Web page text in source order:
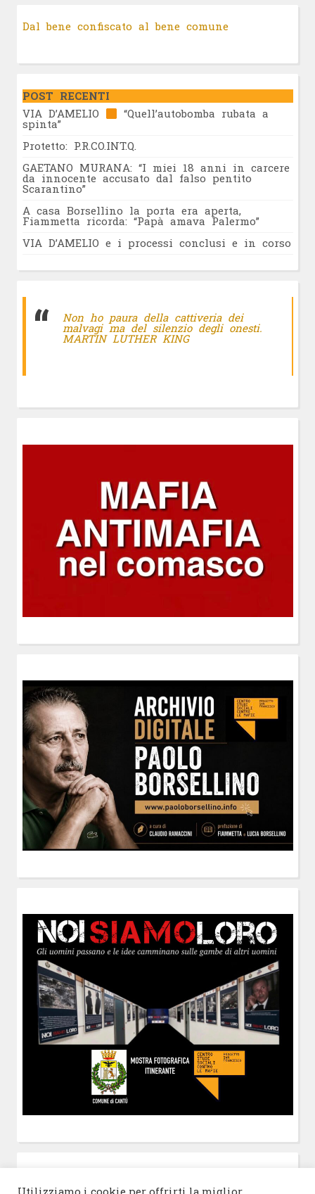
Dal bene confiscato al bene comune
POST RECENTI
VIA D’AMELIO
“Quell’autobomba rubata a
spinta”
Protetto: P.R.CO.INT.Q.
GAETANO MURANA: “I miei 18 anni in carcere
da innocente accusato dal falso pentito
Scarantino”
A casa Borsellino la porta era aperta,
Fiammetta ricorda: “Papà amava Palermo”
VIA D’AMELIO e i processi conclusi e in corso
Non ho paura della cattiveria dei
malvagi ma del silenzio degli onesti.
MARTIN LUTHER KING